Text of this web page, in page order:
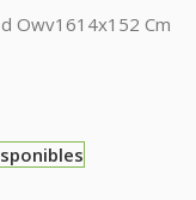
Owv1614x152 Cm